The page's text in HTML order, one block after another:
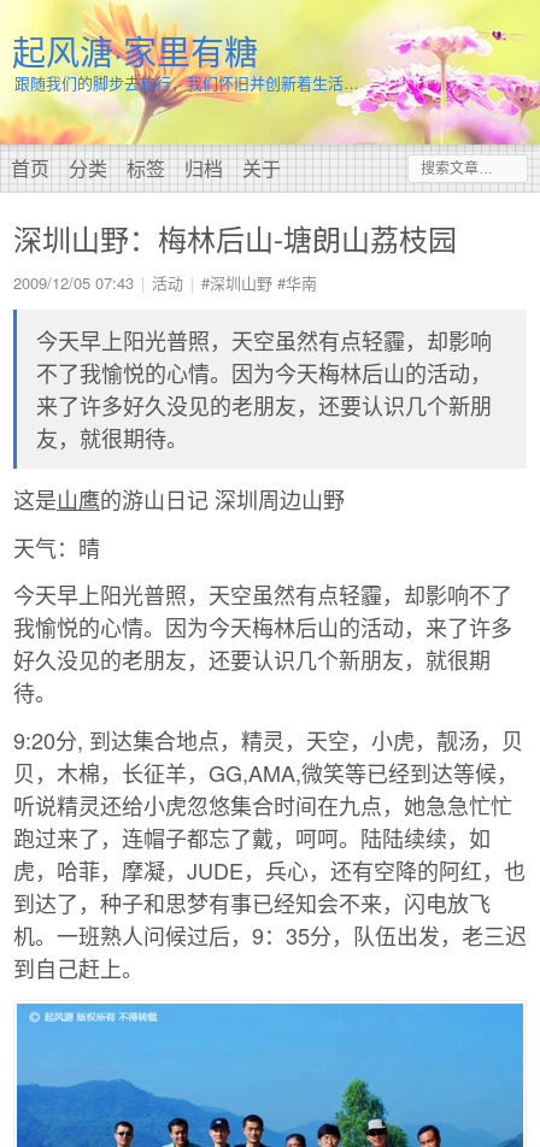
起风溏·家里有糖
跟随我们的脚步去旅行，我们怀旧并创新着生活…
首页 分类 标签 归档 关于
深圳山野：梅林后山-塘朗山荔枝园
2009/12/05 07:43 活动 #深圳山野 #华南
今天早上阳光普照，天空虽然有点轻霾，却影响
不了我愉悦的心情。因为今天梅林后山的活动，
来了许多好久没见的老朋友，还要认识几个新朋
友，就很期待。
这是山鹰的游山日记 深圳周边山野
天气：晴
今天早上阳光普照，天空虽然有点轻霾，却影响不了
我愉悦的心情。因为今天梅林后山的活动，来了许多
好久没见的老朋友，还要认识几个新朋友，就很期
待。
9:20分, 到达集合地点，精灵，天空，小虎，靓汤，贝
贝，木棉，长征羊，GG,AMA,微笑等已经到达等候，
听说精灵还给小虎忽悠集合时间在九点，她急急忙忙
跑过来了，连帽子都忘了戴，呵呵。陆陆续续，如
虎，哈菲，摩凝，JUDE，兵心，还有空降的阿红，也
到达了，种子和思梦有事已经知会不来，闪电放飞
机。一班熟人问候过后，9：35分，队伍出发，老三迟
到自己赶上。